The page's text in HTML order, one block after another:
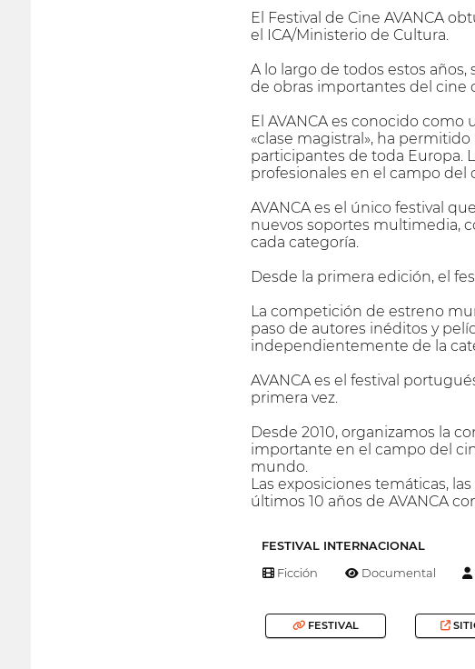
El Festival de Cine AVANCA
el ICA/Ministerio de Cultura.
A lo largo de todos estos
de obras importantes del cine
El AVANCA es conocido
«clase magistral», ha
participantes de toda Europa.
profesionales en el campo del
AVANCA es el único festival
nuevos soportes multimedia,
cada categoría.
Desde la primera edición, el
La competición de estreno
paso de autores inéditos y
independientemente de la
AVANCA es el festival
primera vez.
Desde 2010, organizamos la
importante en el campo del
mundo.
Las exposiciones temáticas,
últimos 10 años de AVANCA
FESTIVAL INTERNACIONAL
Ficción Documental
FESTIVAL